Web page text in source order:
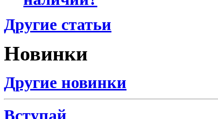
Другие статьи
Новинки
Другие новинки